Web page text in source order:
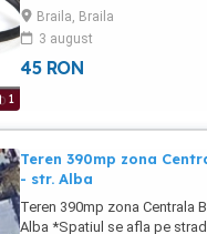
1
Mercedes Benz Sprinter & VW
Daca achizitionati acest
opta si pt AData 2011 – 3.40
AData 2014 – 3.45 – 45 lei ;
Braila, Braila
3 august
45 RON
Teren 390mp zona
- str. Alba
Teren 390mp zona Centrala
Alba *Spatiul se afla pe